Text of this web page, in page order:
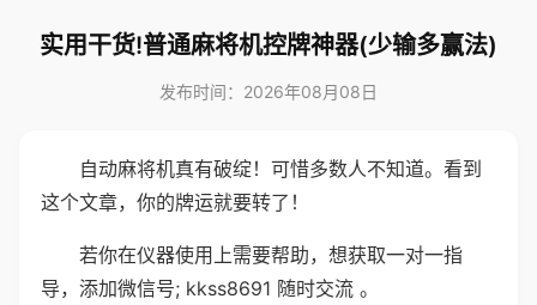
实用干货!普通麻将机控牌神器(少输多赢法)
发布时间：2026年08月08日
自动麻将机真有破绽！可惜多数人不知道。看到
这个文章，你的牌运就要转了！
若你在仪器使用上需要帮助，想获取一对一指
导，添加微信号; kkss8691 随时交流 。